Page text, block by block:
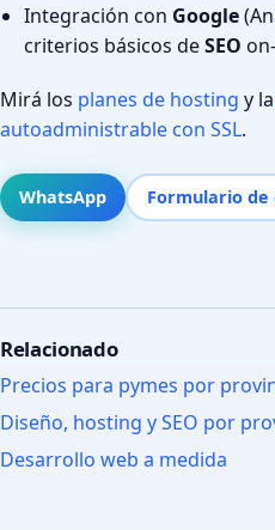
Integración con Google
criterios básicos deSEO
Mirá los planes de hosting y la
autoadministrable con SSL.
WhatsApp Formulario de
Relacionado
Precios para pymes por
Diseño, hosting y SEO por
Desarrollo web a medida